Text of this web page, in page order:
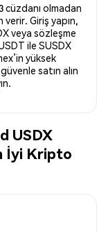
cüzdanı olmadan
Giriş yapın,
veya sözleşme
ile SUSDX
yüksek
satın alın
USDX
İyi Kripto